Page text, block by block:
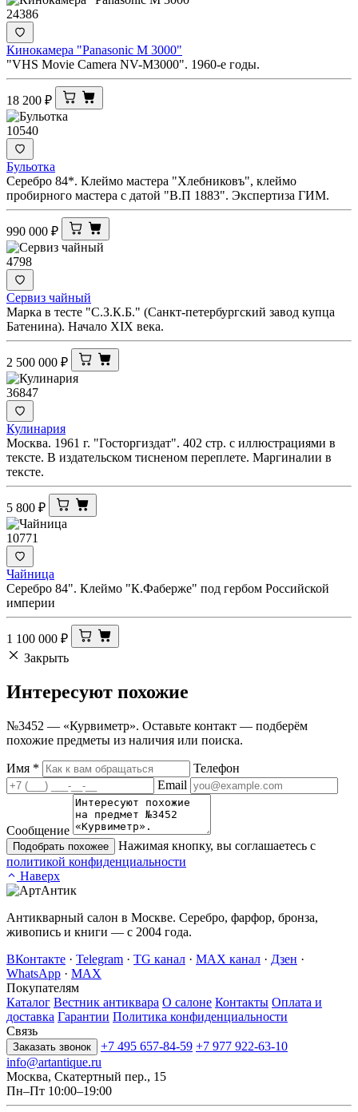
24386
Кинокамера "Panasonic M 3000"
"VHS Movie Camera NV-M3000". 1960-е годы.
18 200 ₽
10540
Бульотка
Серебро 84*. Клеймо мастера "Хлебниковъ", клеймо
пробирного мастера с датой "В.П 1883". Экспертиза ГИМ.
990 000 ₽
4798
Сервиз чайный
Марка в тесте "С.З.К.Б." (Санкт-петербургский завод купца
Батенина). Начало XIX века.
2 500 000 ₽
36847
Кулинария
Москва. 1961 г. "Госторгиздат". 402 стр. с иллюстрациями в
тексте. В издательском тисненом переплете. Маргиналии в
тексте.
5 800 ₽
10771
Чайница
Серебро 84". Клеймо "К.Фаберже" под гербом Российской
империи
1 100 000 ₽
Закрыть
Интересуют похожие
№3452 — «Курвиметр». Оставьте контакт — подберём
похожие предметы из наличия или поиска.
Имя *
Телефон
Email
Сообщение
Подобрать похожее
Нажимая кнопку, вы соглашаетесь с
политикой конфиденциальности
Наверх
Антикварный салон в Москве. Серебро, фарфор, бронза,
живопись и книги — с 2004 года.
ВКонтакте · Telegram · TG канал · MAX канал · Дзен ·
WhatsApp · MAX
Покупателям
Каталог Вестник антиквара О салоне Контакты Оплата и
доставка Гарантии Политика конфиденциальности
Связь
Заказать звонок +7 495 657-84-59 +7 977 922-63-10
info@artantique.ru
Москва, Скатертный пер., 15
Пн–Пт 10:00–19:00